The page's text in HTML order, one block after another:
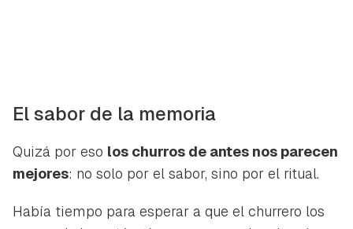
El sabor de la memoria
Quizá por eso los churros de antes nos parecen
mejores: no solo por el sabor, sino por el ritual.
Había tiempo para esperar a que el churrero los